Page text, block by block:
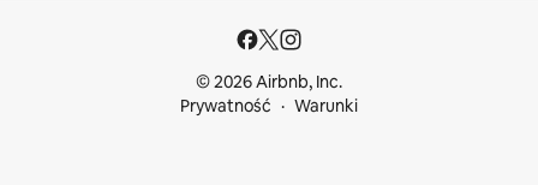
© 2026 Airbnb, Inc.
Prywatność
Warunki